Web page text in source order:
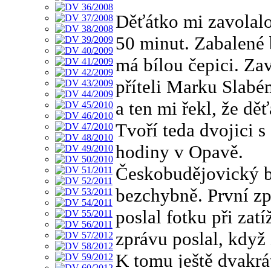
Děťátko mi
50 minut.
má bílou čepici.
příteli Marku
a ten mi řekl, že
Tvoří teda dvojici s
hodiny v Opavě.
Českobudějovický
bezchybně. První
poslal fotku při
zprávu poslal,
K tomu ještě